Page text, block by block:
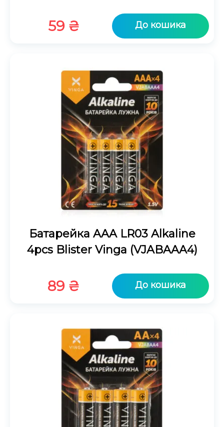
59 ₴ До кошика
Батарейка AAA LR03 Alkaline
4pcs Blister Vinga (VJABAAA4)
89 ₴ До кошика